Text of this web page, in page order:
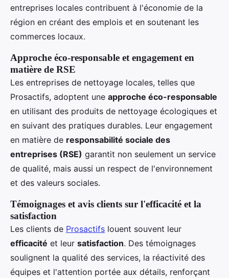
entreprises locales contribuent à l'économie de la
région en créant des emplois et en soutenant les
commerces locaux.
Approche éco-responsable et engagement en
matière de RSE
Les entreprises de nettoyage locales, telles que
Prosactifs, adoptent une approche éco-responsable
en utilisant des produits de nettoyage écologiques et
en suivant des pratiques durables. Leur engagement
en matière de responsabilité sociale des
entreprises (RSE) garantit non seulement un service
de qualité, mais aussi un respect de l'environnement
et des valeurs sociales.
Témoignages et avis clients sur l'efficacité et la
satisfaction
Les clients de Prosactifs louent souvent leur
efficacité et leur satisfaction. Des témoignages
soulignent la qualité des services, la réactivité des
équipes et l'attention portée aux détails, renforçant